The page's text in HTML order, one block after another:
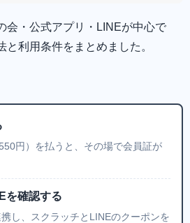
会・公式アプリ・LINEが中心で
利用条件をまとめました。
円）を払うと、その場で会員証が
を確認する
し、スクラッチとLINEのクーポンを